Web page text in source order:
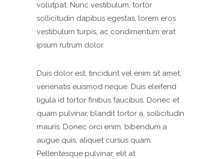
volutpat. Nunc vestibulum, tortor
sollicitudin dapibus egestas, lorem eros
vestibulum turpis, ac condimentum erat
ipsum rutrum dolor.
Duis dolor est, tincidunt vel enim sit amet,
venenatis euismod neque. Duis eleifend
ligula id tortor finibus faucibus. Donec et
quam pulvinar, blandit tortor a, sollicitudin
mauris. Donec orci enim, bibendum a
augue quis, aliquet cursus quam.
Pellentesque pulvinar, elit at